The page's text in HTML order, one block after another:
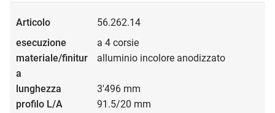
56.262.14
a 4 corsie
alluminio incolore anodizzato
3'496 mm
91.5/20 mm